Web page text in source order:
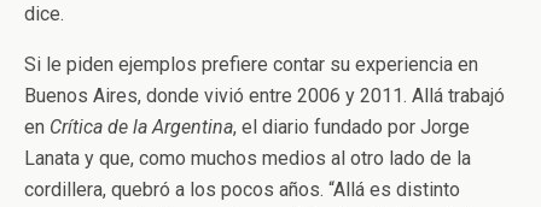
dice.
Si le piden ejemplos prefiere contar su experiencia en
Buenos Aires, donde vivió entre 2006 y 2011. Allá trabajó
en Crítica de la Argentina, el diario fundado por Jorge
Lanata y que, como muchos medios al otro lado de la
cordillera, quebró a los pocos años. “Allá es distinto